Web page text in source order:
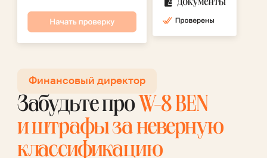
Финансовый директор
Забудьте про W-8 BEN
и штрафы за неверную
классификацию